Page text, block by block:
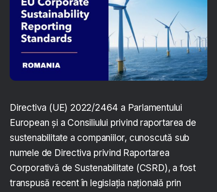
Directiva (UE) 2022/2464 a Parlamentului
European și a Consiliului privind raportarea de
sustenabilitate a companiilor, cunoscută sub
numele de Directiva privind Raportarea
Corporativă de Sustenabilitate (CSRD), a fost
transpusă recent în legislația națională prin